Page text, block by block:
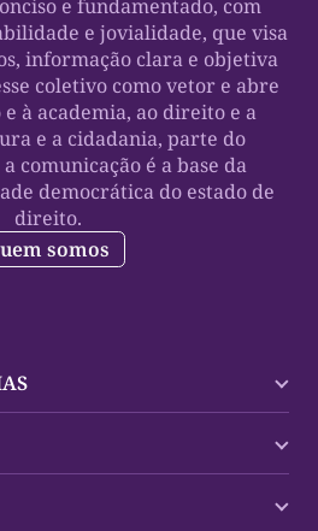
e fundamentado, com
e jovialidade, que visa
informação clara e objetiva
coletivo como vetor e abre
à academia, ao direito e a
e a cidadania, parte do
comunicação é a base da
democrática do estado de
direito.
somos